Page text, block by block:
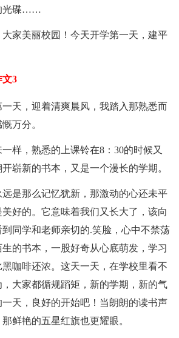
光碟……
家美丽校园！今天开学第一天，建平
文3
天，迎着清爽晨风，我踏入那熟悉而
万分。
样，熟悉的上课铃在8：30的时候又
崭新的书本，又是一个漫长的学期。
是那么记忆犹新，那激动的心还未平
好的。它意味着我们又长大了，该向
同学和老师亲切的.笑脸，心中不禁荡
的书本，一股好奇从心底萌发，学习
咖啡还浓。这天一天，在学校里看不
大家都循规蹈矩，新的学期，新的气
天，良好的开始吧！当朗朗的读书声
鲜艳的五星红旗也更耀眼。